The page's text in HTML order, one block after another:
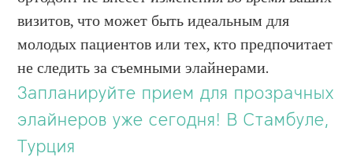
визитов, что может быть идеальным для
молодых пациентов или тех, кто предпочитает
не следить за съемными элайнерами.
Запланируйте прием для прозрачных
элайнеров уже сегодня! В Стамбуле,
Турция